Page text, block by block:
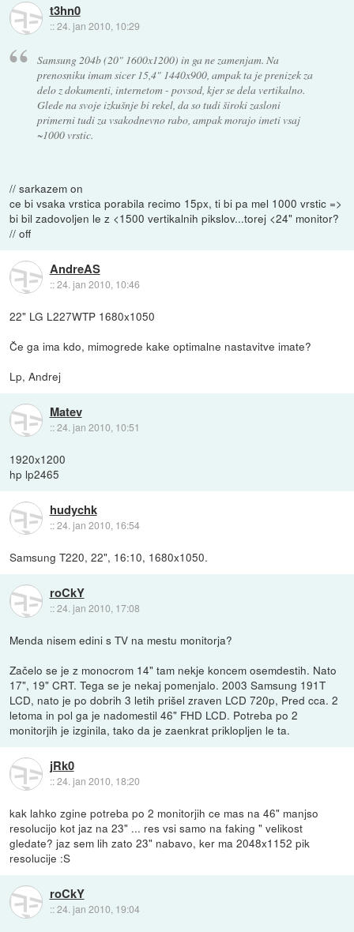
t3hn0
::24. jan 2010, 10:29
Samsung 204b (20" 1600x1200) in ga ne zamenjam. Na
prenosniku imam sicer 15,4" 1440x900, ampak ta je prenizek za
delo z dokumenti, internetom - povsod, kjer se dela vertikalno.
Glede na svoje izkušnje bi rekel, da so tudi široki zasloni
primerni tudi za vsakodnevno rabo, ampak morajo imeti vsaj
~1000 vrstic.
// sarkazem on
ce bi vsaka vrstica porabila recimo 15px, ti bi pa mel 1000 vrstic =>
bi bil zadovoljen le z <1500 vertikalnih pikslov...torej <24" monitor?
// off
AndreAS
::24. jan 2010, 10:46
22" LG L227WTP 1680x1050
Če ga ima kdo, mimogrede kake optimalne nastavitve imate?
Lp, Andrej
Matev
::24. jan 2010, 10:51
1920x1200
hp lp2465
hudychk
::24. jan 2010, 16:54
Samsung T220, 22", 16:10, 1680x1050.
roCkY
::24. jan 2010, 17:08
Menda nisem edini s TV na mestu monitorja?
Začelo se je z monocrom 14" tam nekje koncem osemdestih. Nato
17", 19" CRT. Tega se je nekaj pomenjalo. 2003 Samsung 191T
LCD, nato je po dobrih 3 letih prišel zraven LCD 720p, Pred cca. 2
letoma in pol ga je nadomestil 46" FHD LCD. Potreba po 2
monitorjih je izginila, tako da je zaenkrat priklopljen le ta.
jRk0
::24. jan 2010, 18:20
kak lahko zgine potreba po 2 monitorjih ce mas na 46" manjso
resolucijo kot jaz na 23" ... res vsi samo na faking " velikost
gledate? jaz sem lih zato 23" nabavo, ker ma 2048x1152 pik
resolucije :S
roCkY
::24. jan 2010, 19:04